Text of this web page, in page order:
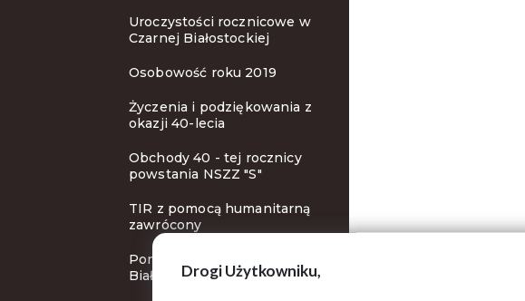
Drogi Użytkowniku,
Uroczystości rocznicowe w
Czarnej Białostockiej
Osobowość roku 2019
Życzenia i podziękowania z
okazji 40-lecia
Obchody 40 - tej rocznicy
powstania NSZZ "S"
TIR z pomocą humanitarną
zawrócony
Pomoc dla protestujących
Białorusinów